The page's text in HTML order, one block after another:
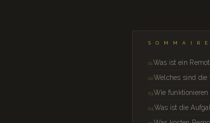
SOMMAIRE
Was ist ein
Welches sind die
Wie
Was ist die